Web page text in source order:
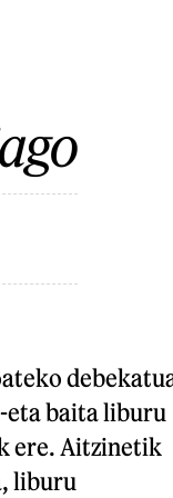
eta baita liburu
ere. Aitzinetik
liburu